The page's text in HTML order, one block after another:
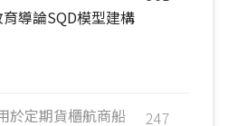
導論SQD模型建構
247
於定期貨櫃航商船